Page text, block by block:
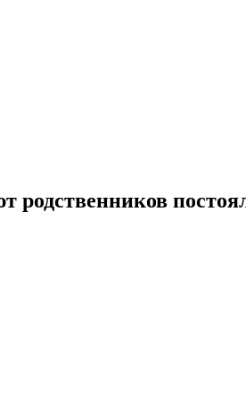
родственников